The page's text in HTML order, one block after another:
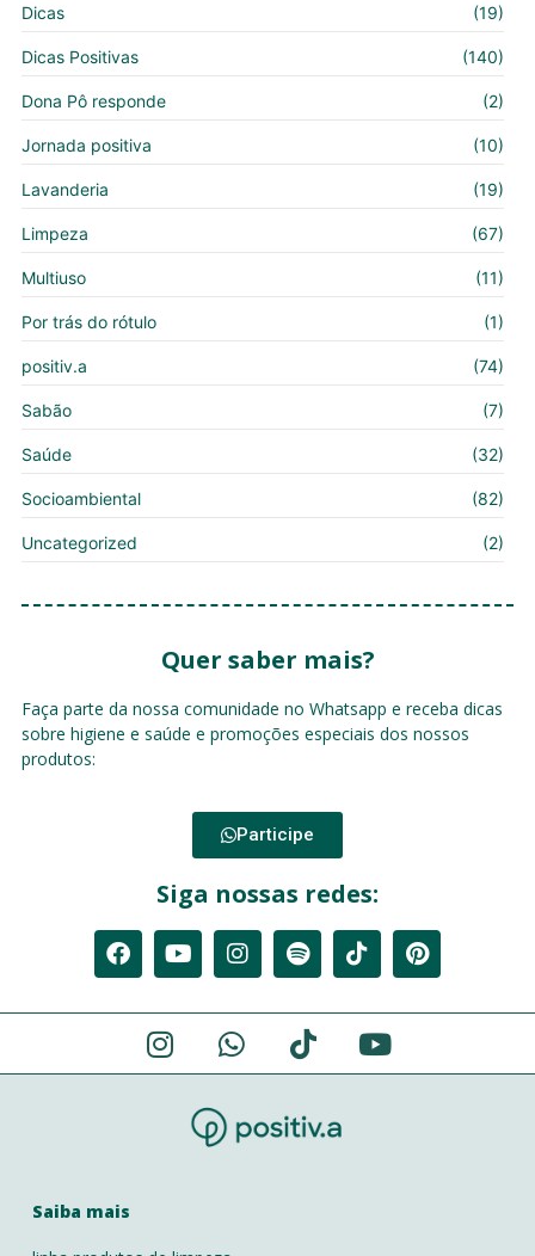
Dicas (19)
Dicas Positivas (140)
Dona Pô responde (2)
Jornada positiva (10)
Lavanderia (19)
Limpeza (67)
Multiuso (11)
Por trás do rótulo (1)
positiv.a (74)
Sabão (7)
Saúde (32)
Socioambiental (82)
Uncategorized (2)
Quer saber mais?
Faça parte da nossa comunidade no Whatsapp e receba dicas
sobre higiene e saúde e promoções especiais dos nossos
produtos:
Participe
Siga nossas redes:
Saiba mais